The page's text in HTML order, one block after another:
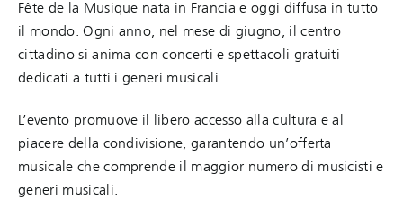
Fête de la Musique nata in Francia e oggi diffusa in tutto
il mondo. Ogni anno, nel mese di giugno, il centro
cittadino si anima con concerti e spettacoli gratuiti
dedicati a tutti i generi musicali.
L’evento promuove il libero accesso alla cultura e al
piacere della condivisione, garantendo un’offerta
musicale che comprende il maggior numero di musicisti e
generi musicali.